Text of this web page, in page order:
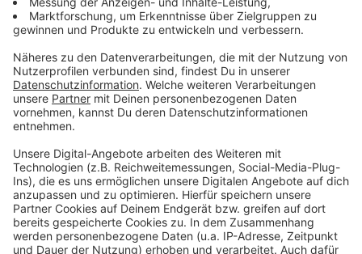
Mountainbike. Sie eignen sich besonders gut für
unbefestigte Wege und bieten so eine flexible
Alternative für sportliche Radfahrer.